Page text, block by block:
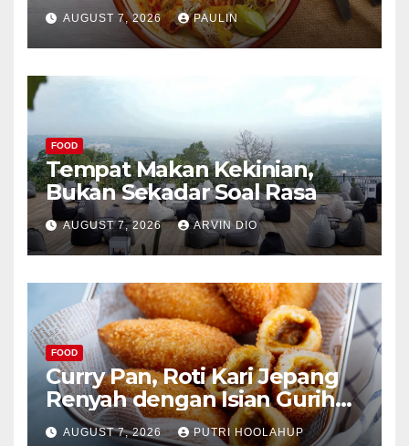
AUGUST 7, 2026 PAULIN
FOOD
Tempat Makan Kekinian,
Bukan Sekadar Soal Rasa
AUGUST 7, 2026 ARVIN DIO
FOOD
Curry Pan, Roti Kari Jepang
Renyah dengan Isian Gurih
Menggoda
AUGUST 7, 2026 PUTRI HOOLAHUP